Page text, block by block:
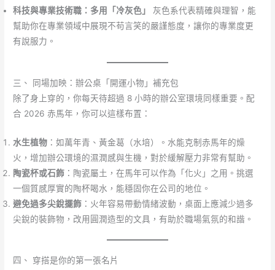
科技與專業技術職：多用「冷灰色」
灰色系代表精確與理智，能
幫助你在專業領域中展現不苟言笑的嚴謹態度，讓你的專業度更
有說服力。
三、 同場加映：辦公桌「開運小物」補充包
除了身上穿的，你每天待超過 8 小時的辦公室環境同樣重要。配
合 2026 赤馬年，你可以這樣布置：
水生植物 ：如萬年青、黃金葛（水培）。水能克制赤馬年的燥
火，增加辦公環境的濕潤感與生機，對於緩解壓力非常有幫助。
陶瓷杯或石飾 ：陶瓷屬土，在馬年可以作為「化火」之用。挑選
一個質感厚實的陶杯喝水，能穩固你在公司的地位。
避免過多尖銳擺飾 ：火年容易帶動情緒波動，桌面上應減少過多
尖銳的裝飾物，改用圓潤造型的文具，有助於職場氣氛的和諧。
四、 穿搭是你的第一張名片